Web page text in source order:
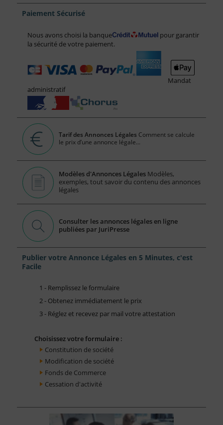
Paiement Sécurisé
Nous avons choisi la banque
pour garantir
la sécurité de votre paiement.
Mandat
administratif
Tarif des Annonces Légales Comment se calcule
le prix d’une annonce légale...
Modèles d'Annonces Légales Modèles,
exemples, tout savoir du contenu des annonces
légales
Consulter les annonces légales en ligne
publiées par JuriPresse
Publier votre Annonce Légales en 5 Minutes, c'est
Facile
1 - Remplissez le formulaire
2 - Obtenez immédiatement le prix
3 - Réglez et recevez par mail votre attestation
Choisissez votre formulaire :
Constitution de société
Modification de société
Fonds de Commerce
Cessation d'activité